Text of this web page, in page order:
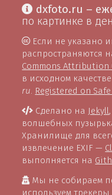
dxfoto.ru –
по картинке в
Если не указано
распространяются
Commons Attribution
в исходном
ru. Registered on
Сделано на Jekyll,
волшебных
Хранилище для
извлечение EXIF —
выполняется на
Мы не собираем
используем трекеры.